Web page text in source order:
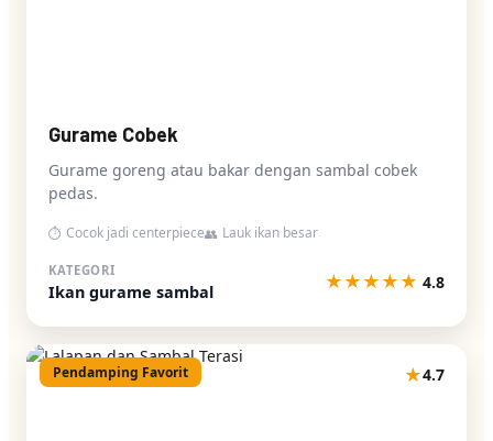
Gurame Cobek
Gurame goreng atau bakar dengan sambal cobek
pedas.
⏱ Cocok jadi centerpiece👥 Lauk ikan besar
KATEGORI
Ikan gurame sambal ★★★★★ 4.8
Pendamping Favorit ★4.7